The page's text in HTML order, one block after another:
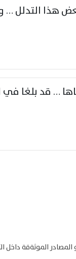
… قد بلغا في
المصادر الموثةقة داخل